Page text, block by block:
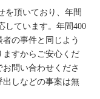
を頂いており、年間
しています。年間400
の事件と同じよう
ますからご安心くだ
問い合わせくださ
出しなどの事案は無